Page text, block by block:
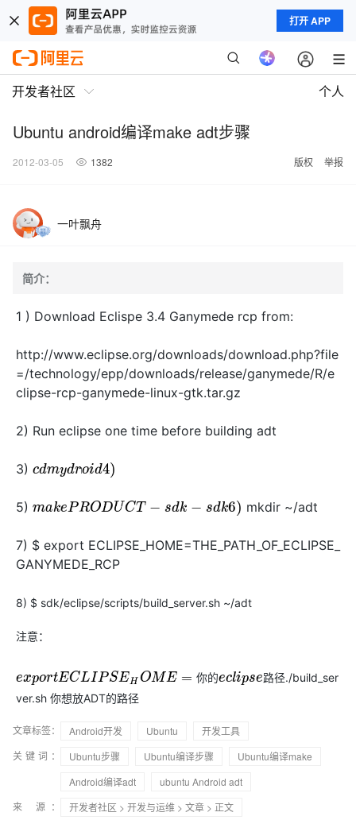
打开 APP
开发者社区 个人
Ubuntu android编译make adt步骤
2012-03-05 1382 版权 举报
一叶飘舟
简介：
1 ) Download Eclispe 3.4 Ganymede rcp from:
http://www.eclipse.org/downloads/download.php?file
=/technology/epp/downloads/release/ganymede/R/e
clipse-rcp-ganymede-linux-gtk.tar.gz
2) Run eclipse one time before building adt
3) cdmydroid4)
make
5) makePRODUCT−sd k− sdk6) mkdir ~/adt
7) $ export ECLIPSE_HOME=THE_PATH_OF_ECLIPSE_
GANYMEDE_RCP
8) $ sdk/eclipse/scripts/build_server.sh ~/adt
注意：
你的 路径
exportECLIPSEHOME=你的eclip se 路径
./build_ser
ver.sh 你想放ADT的路径
文章标签： Android开发 Ubuntu
开发工具
关键词：
Ubuntu步骤 Ubuntu编译步骤
Ubuntu编译make
Android编译adt
ubuntu Android adt
来 源：
开发者社区 > 开发与运维 > 文章 > 正文